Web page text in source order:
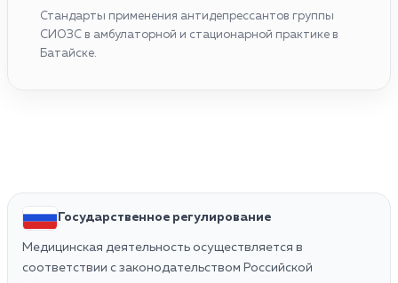
Стандарты применения антидепрессантов группы
СИОЗС в амбулаторной и стационарной практике в
Батайске.
Государственное регулирование
Медицинская деятельность осуществляется в
соответствии с законодательством Российской